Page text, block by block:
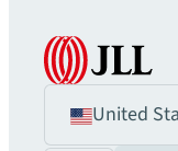
United